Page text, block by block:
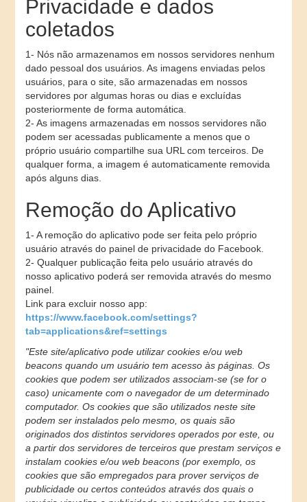
Privacidade e dados
coletados
1- Nós não armazenamos em nossos servidores nenhum
dado pessoal dos usuários. As imagens enviadas pelos
usuários, para o site, são armazenadas em nossos
servidores por algumas horas ou dias e excluídas
posteriormente de forma automática.
2- As imagens armazenadas em nossos servidores não
podem ser acessadas publicamente a menos que o
próprio usuário compartilhe sua URL com terceiros. De
qualquer forma, a imagem é automaticamente removida
após alguns dias.
Remoção do Aplicativo
1- A remoção do aplicativo pode ser feita pelo próprio
usuário através do painel de privacidade do Facebook.
2- Qualquer publicação feita pelo usuário através do
nosso aplicativo poderá ser removida através do mesmo
painel.
Link para excluir nosso app:
https://www.facebook.com/settings?
tab=applications&ref=settings
"Este site/aplicativo pode utilizar cookies e/ou web
beacons quando um usuário tem acesso às páginas. Os
cookies que podem ser utilizados associam-se (se for o
caso) unicamente com o navegador de um determinado
computador. Os cookies que são utilizados neste site
podem ser instalados pelo mesmo, os quais são
originados dos distintos servidores operados por este, ou
a partir dos servidores de terceiros que prestam serviços e
instalam cookies e/ou web beacons (por exemplo, os
cookies que são empregados para prover serviços de
publicidade ou certos conteúdos através dos quais o